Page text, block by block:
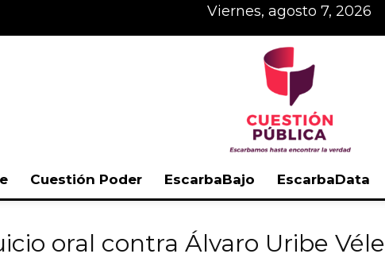
viernes, agosto 7, 2026
Cuestión Poder EscarbaBajo EscarbaData
oral contra Álvaro Uribe